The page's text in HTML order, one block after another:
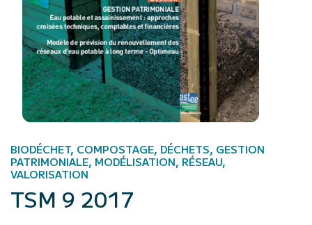
BIODÉCHET, COMPOSTAGE, DÉCHETS, GESTION
PATRIMONIALE, MODÉLISATION, RÉSEAU,
VALORISATION
TSM 9 2017